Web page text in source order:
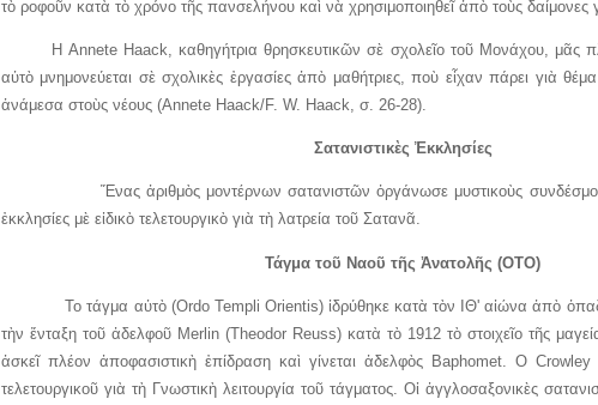
τὸ ροφοῦν κατὰ τὸ χρόνο τῆς πανσελήνου καὶ νὰ χρησιμοποιηθεῖ ἀπὸ τοὺς δαίμονες
Η Annete Haack, καθηγήτρια θρησκευτικῶν σὲ σχολεῖο τοῦ Μονάχου, μᾶς
αὐτὸ μνημονεύεται σὲ σχολικὲς ἐργασίες ἀπὸ μαθήτριες, ποὺ εἶχαν πάρει γιὰ
ἀνάμεσα στοὺς νέους (Annete Haack/F. W. Haack, σ. 26-28).
Σατανιστικὲς Ἐκκλησίες
Ἕνας ἀριθμὸς μοντέρνων σατανιστῶν ὀργάνωσε μυστικοὺς συνδέσμους,
ἐκκλησίες μὲ εἰδικὸ τελετουργικὸ γιὰ τὴ λατρεία τοῦ Σατανᾶ.
Τάγμα τοῦ Ναοῦ τῆς Ἀνατολῆς (ΟΤΟ)
Το τάγμα αὐτὸ (Ordo Templi Orientis) ἱδρύθηκε κατὰ τὸν ΙΘ' αἰώνα ἀπὸ
τὴν ἔνταξη τοῦ ἀδελφοῦ Merlin (Theodor Reuss) κατὰ τὸ 1912 τὸ στοιχεῖο τῆς
ἀσκεῖ πλέον ἀποφασιστικὴ ἐπίδραση καὶ γίνεται ἀδελφὸς Baphomet. Ο
τελετουργικοῦ γιὰ τὴ Γνωστικὴ λειτουργία τοῦ τάγματος. Οἱ ἀγγλοσαξονικὲς